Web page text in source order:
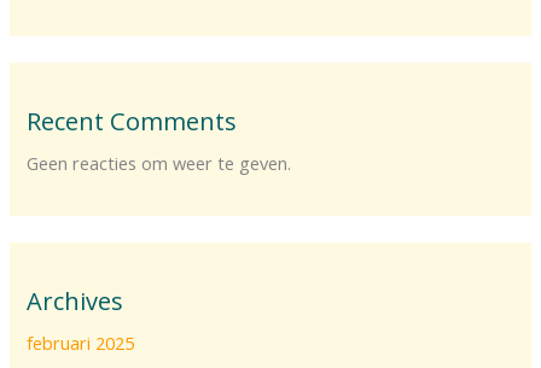
Recent Comments
Geen reacties om weer te geven.
Archives
februari 2025